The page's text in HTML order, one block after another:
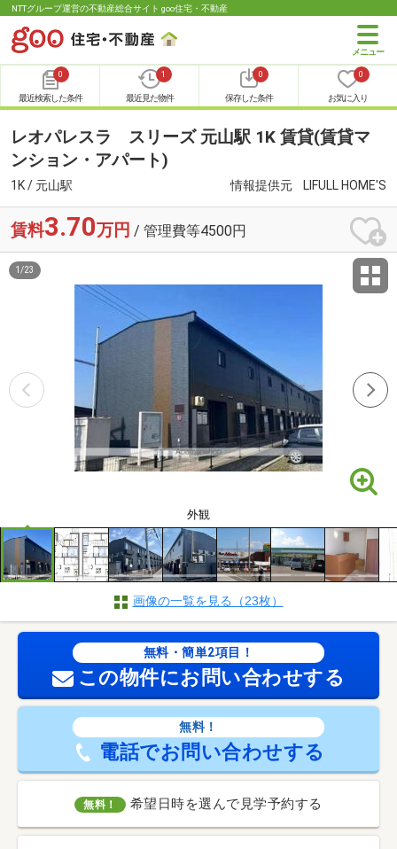
NTTグループ運営の不動産総合サイト goo住宅・不動産
0
最近検索した条件
1
最近見た物件
0
保存した条件
0
お気に入り
レオパレスラ スリーズ 元山駅 1K 賃貸(賃貸マ
ンション・アパート)
1K / 元山駅 情報提供元 LIFULL HOME'S
賃料3.70万円 / 管理費等4500円
外観
1 /23
画像の一覧を見る（23枚）
無料・簡単2項目！
この物件にお問い合わせする
無料！
電話でお問い合わせする
無料！ 希望日時を選んで見学予約する